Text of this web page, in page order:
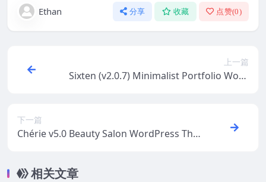
Ethan 分享 收藏 点赞(0)
上一篇
Sixten (v2.0.7) Minimalist Portfolio Word
下一篇
Chérie v5.0 Beauty Salon WordPress The
相关文章